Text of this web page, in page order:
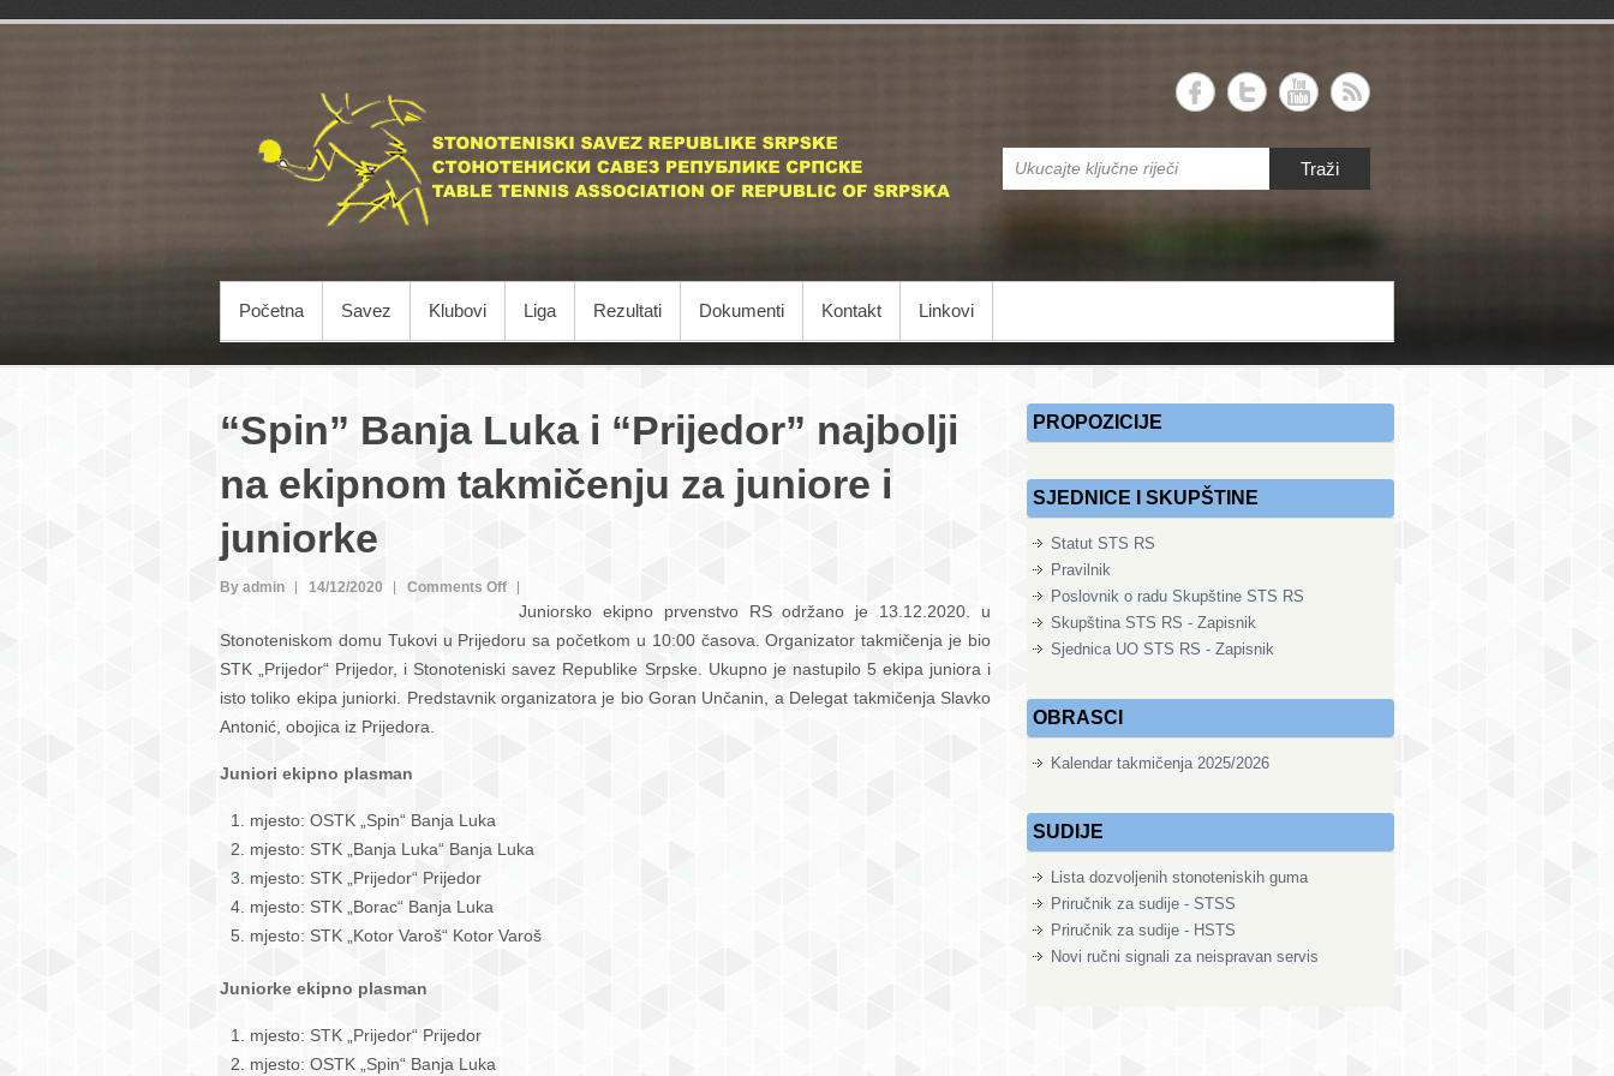
Stonoteniski savez Republike Srpske Traži
Početna Savez Klubovi Liga Rezultati Dokumenti Kontakt Linkovi
“Spin” Banja Luka i “Prijedor” najbolji
na ekipnom takmičenju za juniore i
juniorke
By admin 14/12/2020 Comments Offon
“Spin”
Banja
Luka
i
takmičenju
i
Juniorsko ekipno prvenstvo RS održano je 13.12.2020. u
Stonoteniskom domu Tukovi u Prijedoru sa početkom u 10:00 časova. Organizator takmičenja je bio
STK „Prijedor“ Prijedor, i Stonoteniski savez Republike Srpske. Ukupno je nastupilo 5 ekipa juniora i
isto toliko ekipa juniorki. Predstavnik organizatora je bio Goran Unčanin, a Delegat takmičenja Slavko
Antonić, obojica iz Prijedora.
Juniori ekipno plasman
mjesto: OSTK „Spin“ Banja Luka
mjesto: STK „Banja Luka“ Banja Luka
mjesto: STK „Prijedor“ Prijedor
mjesto: STK „Borac“ Banja Luka
mjesto: STK „Kotor Varoš“ Kotor Varoš
Juniorke ekipno plasman
mjesto: STK „Prijedor“ Prijedor
mjesto: OSTK „Spin“ Banja Luka
PROPOZICIJE
SJEDNICE I SKUPŠTINE
Statut STS RS
Pravilnik
Poslovnik o radu Skupštine STS RS
Skupština STS RS - Zapisnik
Sjednica UO STS RS - Zapisnik
OBRASCI
Kalendar takmičenja 2025/2026
SUDIJE
Lista dozvoljenih stonoteniskih guma
Priručnik za sudije - STSS
Priručnik za sudije - HSTS
Novi ručni signali za neispravan servis